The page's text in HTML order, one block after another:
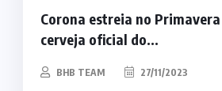
Corona estreia no
cerveja oficial do...
BHB TEAM 27/11/2023